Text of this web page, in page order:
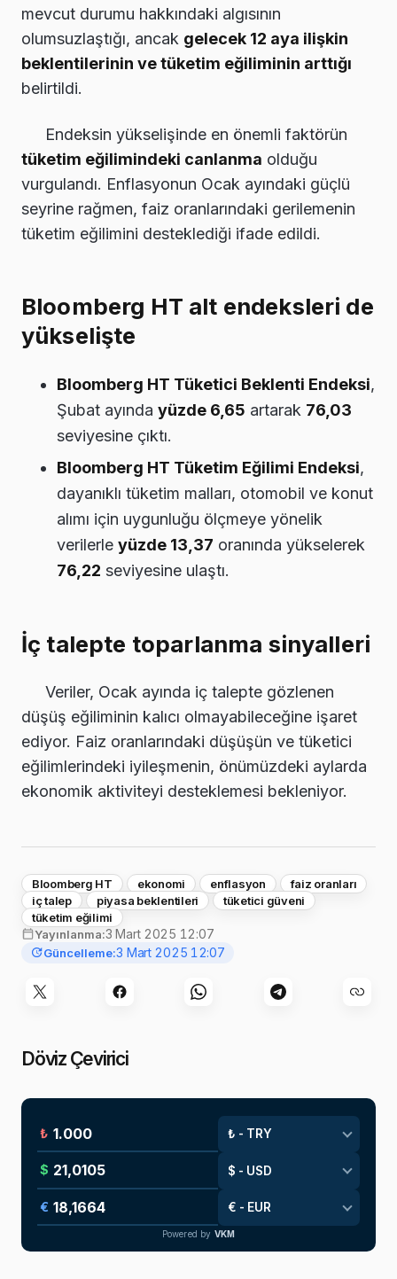
mevcut durumu hakkındaki algısının
olumsuzlaştığı, ancak gelecek 12 aya ilişkin
beklentilerinin ve tüketim eğiliminin arttığı
belirtildi.
Endeksin yükselişinde en önemli faktörün
tüketim eğilimindeki canlanma olduğu
vurgulandı. Enflasyonun Ocak ayındaki güçlü
seyrine rağmen, faiz oranlarındaki gerilemenin
tüketim eğilimini desteklediği ifade edildi.
Bloomberg HT alt endeksleri de
yükselişte
Bloomberg HT Tüketici Beklenti Endeksi,
Şubat ayında yüzde 6,65 artarak 76,03
seviyesine çıktı.
Bloomberg HT Tüketim Eğilimi Endeksi,
dayanıklı tüketim malları, otomobil ve konut
alımı için uygunluğu ölçmeye yönelik
verilerle yüzde 13,37 oranında yükselerek
76,22 seviyesine ulaştı.
İç talepte toparlanma sinyalleri
Veriler, Ocak ayında iç talepte gözlenen
düşüş eğiliminin kalıcı olmayabileceğine işaret
ediyor. Faiz oranlarındaki düşüşün ve tüketici
eğilimlerindeki iyileşmenin, önümüzdeki aylarda
ekonomik aktiviteyi desteklemesi bekleniyor.
Bloomberg HT ekonomi enflasyon
faiz oranları
iç talep
piyasa beklentileri
tüketici güveni
tüketim eğilimi
Yayınlanma:3 Mart 2025 12:07
Güncelleme:3 Mart 2025 12:07
Döviz Çevirici
₺
$
€
Powered by VKM